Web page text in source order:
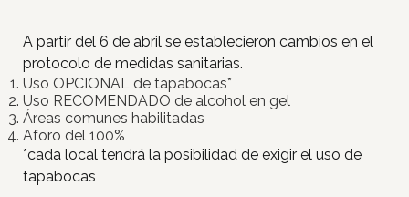
A partir del 6 de abril se establecieron cambios en el
protocolo de medidas sanitarias.
Uso OPCIONAL de tapabocas*
Uso RECOMENDADO de alcohol en gel
Áreas comunes habilitadas
Aforo del 100%
*cada local tendrá la posibilidad de exigir el uso de
tapabocas